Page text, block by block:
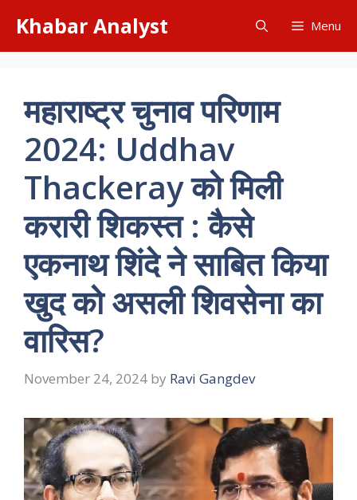
content
Khabar Analyst Menu
महाराष्ट्र चुनाव परिणाम
2024: Uddhav
Thackeray को मिली
करारी शिकस्त : कैसे
एकनाथ शिंदे ने साबित किया
खुद को असली शिवसेना का
वारिस?
November 24, 2024 by Ravi Gangdev